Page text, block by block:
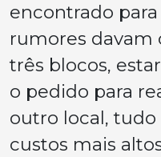
encontrado
rumores davam
três blocos,
o pedido para
outro local,
custos mais